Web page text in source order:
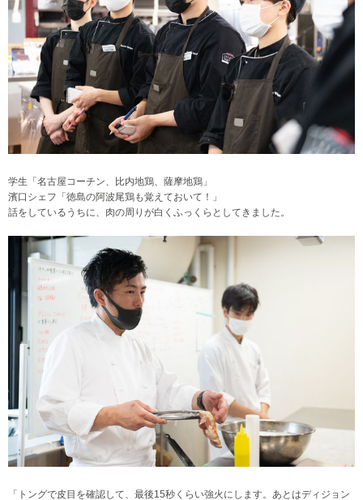
学生「名古屋コーチン、比内地鶏、薩摩地鶏」
濱口シェフ「徳島の阿波尾鶏も覚えておいて！」
話をしているうちに、肉の周りが白くふっくらとしてきました。
「トングで皮目を確認して、最後15秒くらい強火にします。あとはディジョン